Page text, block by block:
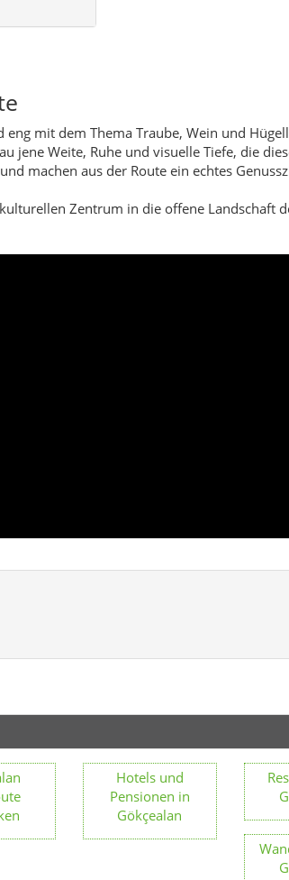
mit dem Thema Traube, Wein und
jene Weite, Ruhe und visuelle Tiefe, die
machen aus der Route ein echtes
Zentrum in die offene Landschaft
Hotels und
Pensionen in
Gökçealan